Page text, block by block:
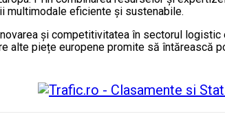
multimodale eficiente și sustenabile.
și competitivitatea în sectorul logistic
alte piețe europene promite să întărească